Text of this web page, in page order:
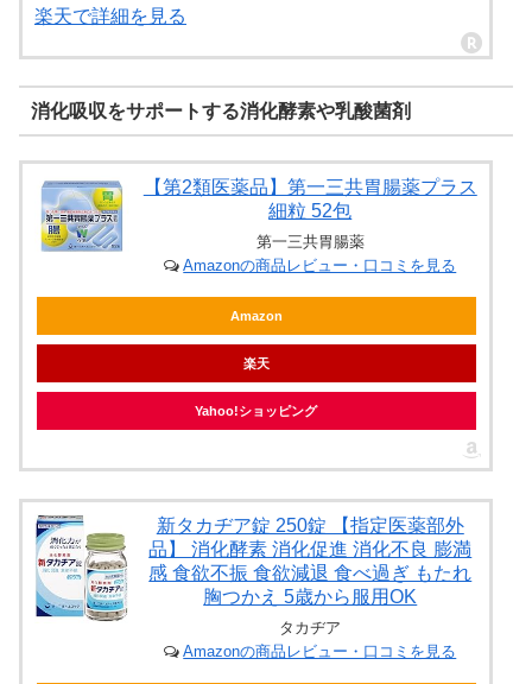
楽天で詳細を見る
消化吸収をサポートする消化酵素や乳酸菌剤
【第2類医薬品】第一三共胃腸薬プラス
細粒 52包
第一三共胃腸薬
Amazonの商品レビュー・口コミを見る
Amazon
楽天
Yahoo!ショッピング
新タカヂア錠 250錠 【指定医薬部外
品】 消化酵素 消化促進 消化不良 膨満
感 食欲不振 食欲減退 食べ過ぎ もたれ
胸つかえ 5歳から服用OK
タカヂア
Amazonの商品レビュー・口コミを見る